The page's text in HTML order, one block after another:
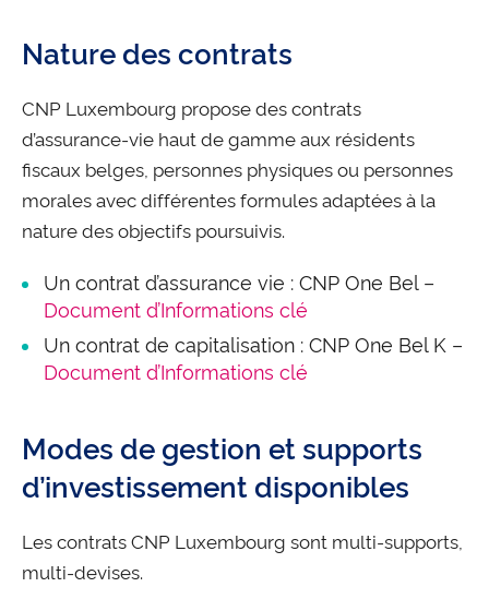
Nature des contrats
CNP Luxembourg propose des contrats
d’assurance-vie haut de gamme aux résidents
fiscaux belges, personnes physiques ou personnes
morales avec différentes formules adaptées à la
nature des objectifs poursuivis.
Un contrat d’assurance vie : CNP One Bel –
Document d’Informations clé
Un contrat de capitalisation : CNP One Bel K –
Document d’Informations clé
Modes de gestion et supports
d’investissement disponibles
Les contrats CNP Luxembourg sont multi-supports,
multi-devises.